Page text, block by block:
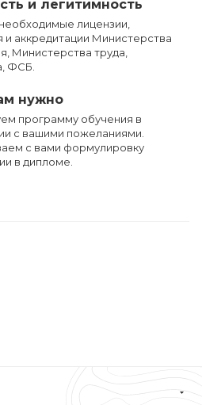
и легитимность
лицензии,
и аккредитации Министерства
Министерства труда,
ФСБ.
нужно
программу обучения в
с вашими пожеланиями.
с вами формулировку
в дипломе.